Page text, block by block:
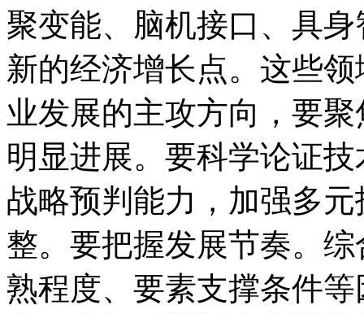
聚变能、脑机接口、具
新的经济增长点。这些
业发展的主攻方向，要
明显进展。要科学论证
战略预判能力，加强多
整。要把握发展节奏。
熟程度、要素支撑条件